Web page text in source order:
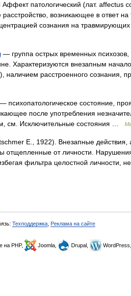
патологический (лат. affectus
расстройство, возникающее в ответ
сознания на
— группа острых временных психозов,
Характеризуются внезапным
наличием расстроенного сознания,
— психопатологическое состояние,
после употребления
см. Исключительные состояния …
E., 1922). Внезапные действия,
отщепленные от личности.
фильтра целостной личности,
Техподдержка Реклама на сайте
на PHP, Joomla, Drupal,